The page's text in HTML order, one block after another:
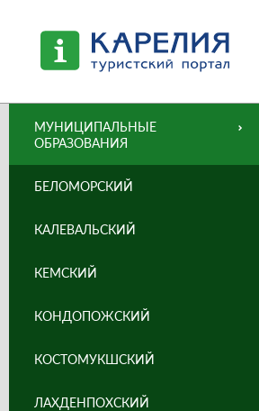
МУНИЦИПАЛЬНЫЕ
ОБРАЗОВАНИЯ
БЕЛОМОРСКИЙ
КАЛЕВАЛЬСКИЙ
КЕМСКИЙ
КОНДОПОЖСКИЙ
КОСТОМУКШСКИЙ
ЛАХДЕНПОХСКИЙ